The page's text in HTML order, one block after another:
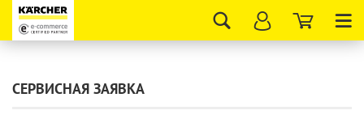
СЕРВИСНАЯ ЗАЯВКА